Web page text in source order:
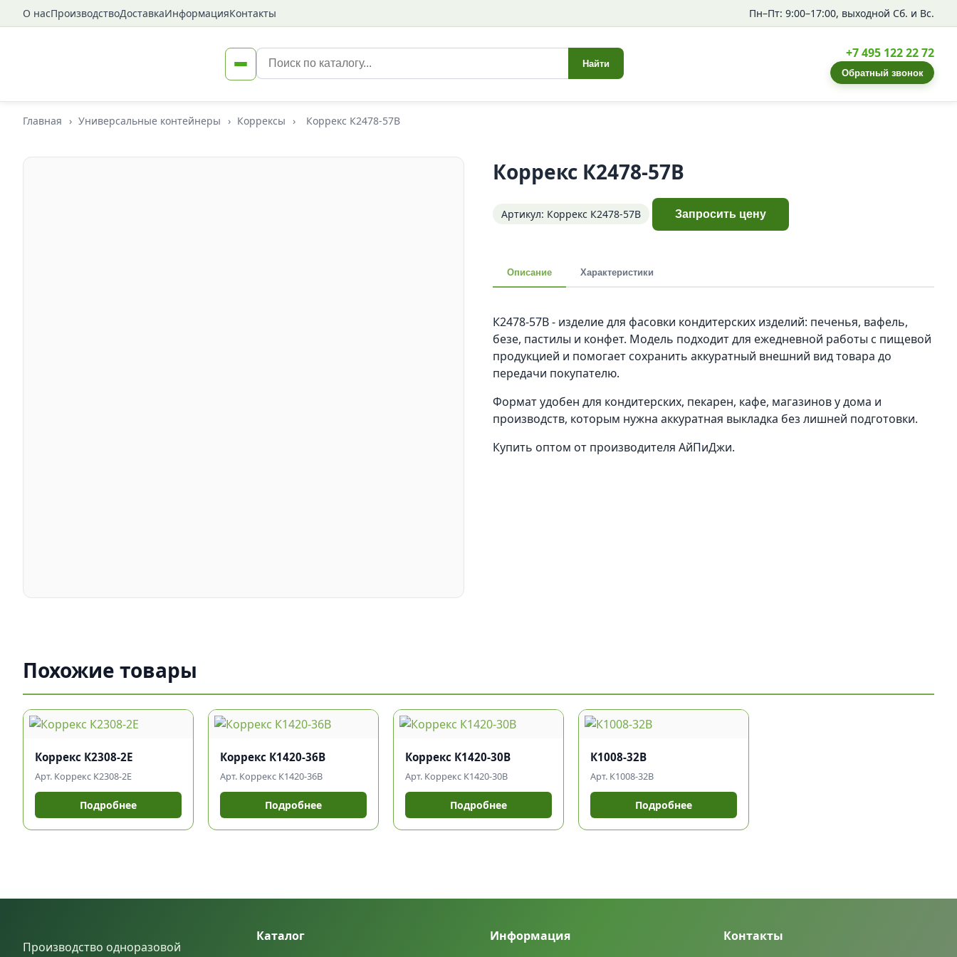
О насПроизводствоДоставкаИнформацияКонтакты Пн–Пт: 9:00–17:00, выходной Сб. и Вс.
Найти
+7 495 122 22 72
Обратный звонок
Главная › Универсальные контейнеры › Коррексы › Коррекс К2478-57В
Коррекс К2478-57В
Артикул: Коррекс К2478-57В Запросить цену
Описание Характеристики
К2478-57В - изделие для фасовки кондитерских изделий: печенья, вафель,
безе, пастилы и конфет. Модель подходит для ежедневной работы с пищевой
продукцией и помогает сохранить аккуратный внешний вид товара до
передачи покупателю.
Формат удобен для кондитерских, пекарен, кафе, магазинов у дома и
производств, которым нужна аккуратная выкладка без лишней подготовки.
Купить оптом от производителя АйПиДжи.
Похожие товары
Коррекс К2308-2Е
Арт. Коррекс К2308-2Е
Подробнее
Коррекс К1420-36В
Арт. Коррекс К1420-36В
Подробнее
Коррекс К1420-30В
Арт. Коррекс К1420-30В
Подробнее
К1008-32В
Арт. К1008-32В
Подробнее
Производство одноразовой
Каталог
Информация
Контакты